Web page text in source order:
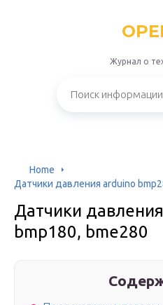
Журнал о
Home
Датчики давления arduino
Датчики
bmp180, bme280